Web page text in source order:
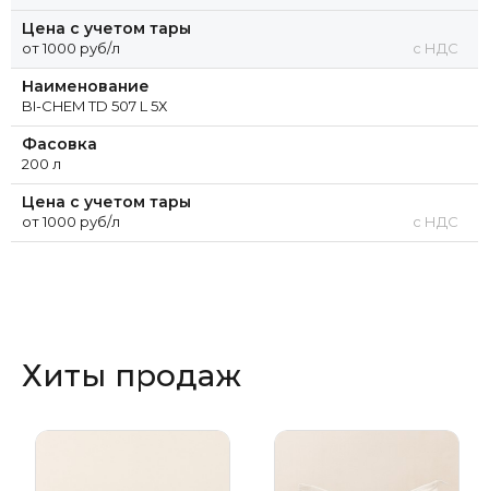
Цена с учетом тары
от 1000 руб/л с НДС
Наименование
BI-CHEM ТD 507 L 5Х
Фасовка
200 л
Цена с учетом тары
от 1000 руб/л с НДС
Хиты продаж